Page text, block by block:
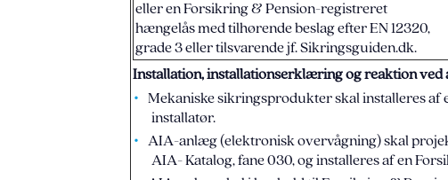
eller en Forsikring & Pension-registreret
hængelås med tilhørende beslag efter EN 12320,
grade 3 eller tilsvarende jf. Sikringsguiden.dk.
Installation, installationserklæring og reaktion ved
Mekaniske sikringsprodukter skal installeres
installatør.
AIA-anlæg (elektronisk overvågning) skal
AIA- Katalog, fane 030, og installeres af en